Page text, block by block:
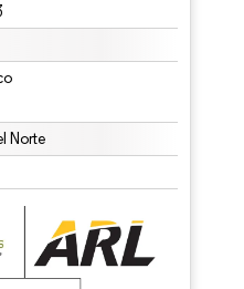
Norte